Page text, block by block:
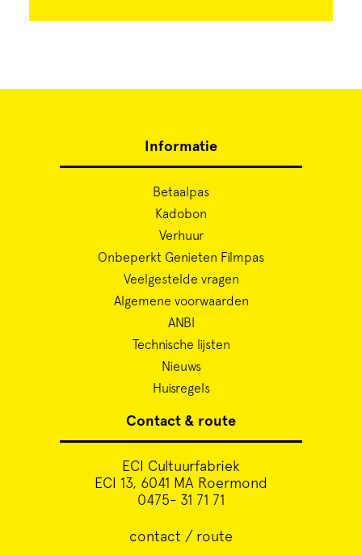
Informatie
Betaalpas
Kadobon
Verhuur
Onbeperkt Genieten Filmpas
Veelgestelde vragen
Algemene voorwaarden
ANBI
Technische lijsten
Nieuws
Huisregels
Contact & route
ECI Cultuurfabriek
ECI 13, 6041 MA Roermond
0475- 31 71 71
contact / route